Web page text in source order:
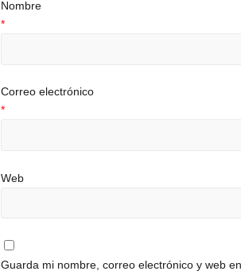
Nombre
*
Correo electrónico
*
Web
Guarda mi nombre, correo electrónico y web